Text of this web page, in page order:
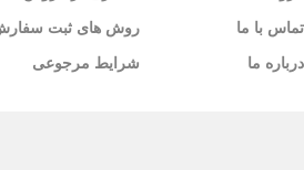
تماس با ما
درباره ما
روش های ثبت
شرایط مرجوعی